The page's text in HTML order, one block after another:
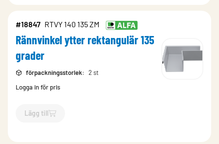
#18847 RTVY 140 135 ZM
Rännvinkel ytter rektangulär 135
grader
förpackningsstorlek:
2 st
Logga in för pris
Lägg till
`$Lägg till